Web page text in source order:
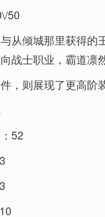
50
从倾城那里获得的
战士职业，霸道凛然
，则展现了更高阶
52